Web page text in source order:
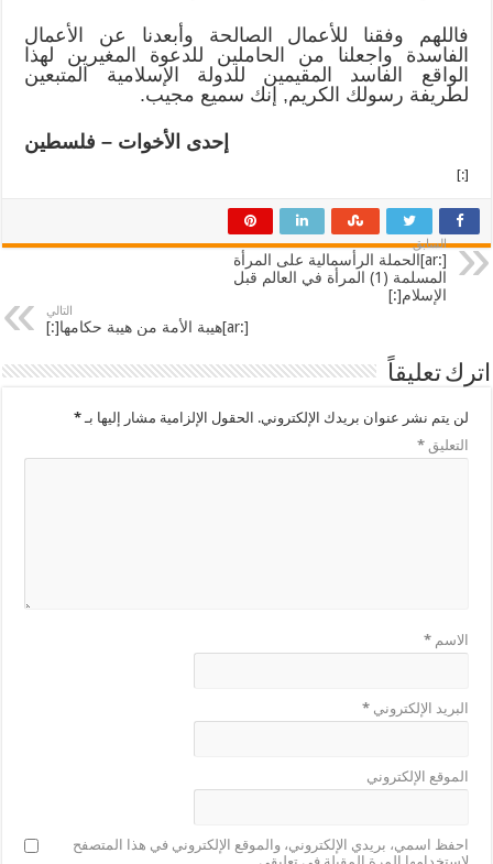
فاللهم وفقنا للأعمال الصالحة وأبعدنا عن الأعمال
الفاسدة واجعلنا من الحاملين للدعوة المغيرين لهذا
الواقع الفاسد المقيمين للدولة الإسلامية المتبعين
لطريفة رسولك الكريم, إنك سميع مجيب.
إحدى الأخوات – فلسطين
[:]
السابق
[:ar]الحملة الرأسمالية على المرأة
المسلمة (1) المرأة في العالم قبل
الإسلام[:]
التالي
[:ar]هيبة الأمة من هيبة حكامها[:]
اترك تعليقاً
لن يتم نشر عنوان بريدك الإلكتروني. الحقول الإلزامية مشار إليها بـ*
التعليق*
الاسم*
البريد الإلكتروني*
الموقع الإلكتروني
احفظ اسمي، بريدي الإلكتروني، والموقع الإلكتروني في هذا المتصفح